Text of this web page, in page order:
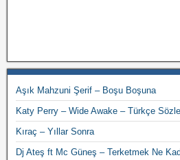
Aşık Mahzuni Şerif – Boşu Boşuna
Katy Perry – Wide Awake – Türkçe
Kıraç – Yıllar Sonra
Dj Ateş ft Mc Güneş – Terketmek Ne